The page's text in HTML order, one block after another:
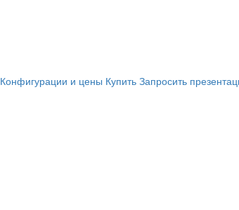
Конфигурации и цены Купить Запросить